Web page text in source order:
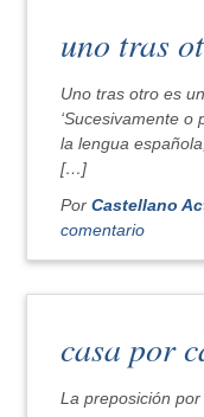
uno tras
Uno tras otro es
‘Sucesivamente o
la lengua
[…]
PorCastellano
comentario
casa por
La preposición